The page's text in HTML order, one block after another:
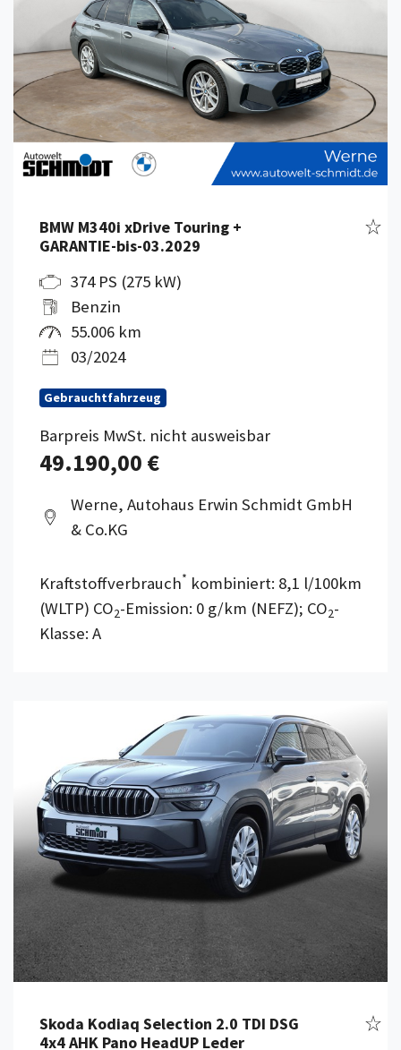
BMW M340i xDrive Touring +
GARANTIE-bis-03.2029
374 PS (275 kW)
Benzin
55.006 km
03/2024
Gebrauchtfahrzeug
Barpreis MwSt. nicht ausweisbar
49.190,00 €
Werne, Autohaus Erwin Schmidt GmbH
& Co.KG
Kraftstoffverbrauch* kombiniert: 8,1 l/100km
(WLTP) CO2-Emission: 0 g/km (NEFZ); CO2-
Klasse: A
Skoda Kodiaq Selection 2.0 TDI DSG
4x4 AHK Pano HeadUP Leder